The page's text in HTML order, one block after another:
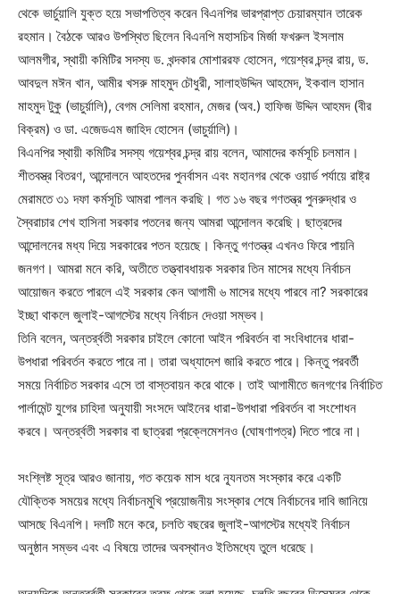
থেকে ভার্চুয়ালি যুক্ত হয়ে সভাপতিত্ব করেন বিএনপির ভারপ্রাপ্ত চেয়ারম্যান তারেক
রহমান। বৈঠকে আরও উপস্থিত ছিলেন বিএনপি মহাসচিব মির্জা ফখরুল ইসলাম
আলমগীর, স্থায়ী কমিটির সদস্য ড. খন্দকার মোশাররফ হোসেন, গয়েশ্বর চন্দ্র রায়, ড.
আবদুল মঈন খান, আমীর খসরু মাহমুদ চৌধুরী, সালাহউদ্দিন আহমেদ, ইকবাল হাসান
মাহমুদ টুকু (ভাচুর্য়ালি), বেগম সেলিমা রহমান, মেজর (অব.) হাফিজ উদ্দিন আহমদ (বীর
বিক্রম) ও ডা. এজেডএম জাহিদ হোসেন (ভাচুর্য়ালি)।
বিএনপির স্থায়ী কমিটির সদস্য গয়েশ্বর চন্দ্র রায় বলেন, আমাদের কর্মসূচি চলমান।
শীতবস্ত্র বিতরণ, আন্দোলনে আহতদের পুনর্বাসন এবং মহানগর থেকে ওয়ার্ড পর্যায়ে রাষ্ট্র
মেরামতে ৩১ দফা কর্মসূচি আমরা পালন করছি। গত ১৬ বছর গণতন্ত্র পুনরুদ্ধার ও
স্বৈরাচার শেখ হাসিনা সরকার পতনের জন্য আমরা আন্দোলন করেছি। ছাত্রদের
আন্দোলনের মধ্য দিয়ে সরকারের পতন হয়েছে। কিন্তু গণতন্ত্র এখনও ফিরে পায়নি
জনগণ। আমরা মনে করি, অতীতে তত্ত্বাবধায়ক সরকার তিন মাসের মধ্যে নির্বাচন
আয়োজন করতে পারলে এই সরকার কেন আগামী ৬ মাসের মধ্যে পারবে না? সরকারের
ইচ্ছা থাকলে জুলাই-আগস্টের মধ্যে নির্বাচন দেওয়া সম্ভব।
তিনি বলেন, অন্তর্র্বতী সরকার চাইলে কোনো আইন পরিবর্তন বা সংবিধানের ধারা-
উপধারা পরিবর্তন করতে পারে না। তারা অধ্যাদেশ জারি করতে পারে। কিন্তু পরবর্তী
সময়ে নির্বাচিত সরকার এসে তা বাস্তবায়ন করে থাকে। তাই আগামীতে জনগণের নির্বাচিত
পার্লামেন্ট যুগের চাহিদা অনুযায়ী সংসদে আইনের ধারা-উপধারা পরিবর্তন বা সংশোধন
করবে। অন্তর্র্বতী সরকার বা ছাত্ররা প্রক্লেমেশনও (ঘোষণাপত্র) দিতে পারে না।
সংশ্লিষ্ট সূত্র আরও জানায়, গত কয়েক মাস ধরে ন্যূনতম সংস্কার করে একটি
যৌক্তিক সময়ের মধ্যে নির্বাচনমুখি প্রয়োজনীয় সংস্কার শেষে নির্বাচনের দাবি জানিয়ে
আসছে বিএনপি। দলটি মনে করে, চলতি বছরের জুলাই-আগস্টের মধ্যেই নির্বাচন
অনুষ্ঠান সম্ভব এবং এ বিষয়ে তাদের অবস্থানও ইতিমধ্যে তুলে ধরেছে।